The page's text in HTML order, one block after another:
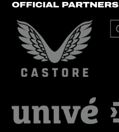
OFFICIAL PARTNERS